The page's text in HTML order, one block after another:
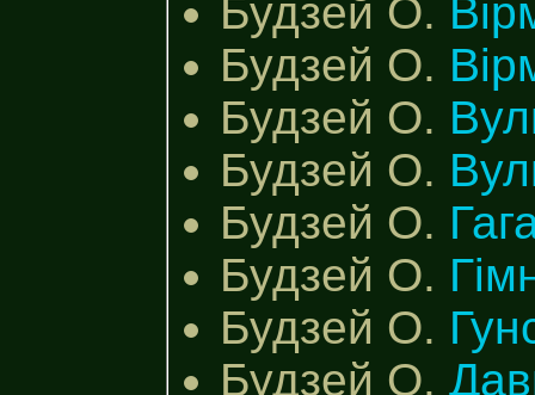
Будзей О.
Будзей О.
Будзей О.
Будзей О.
Будзей О.
Будзей О.
Будзей О.
Будзей О.